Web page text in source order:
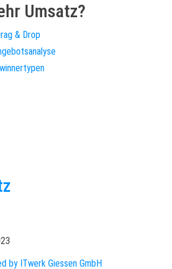
Umsatz?
& Drop
by ITwerk Giessen GmbH